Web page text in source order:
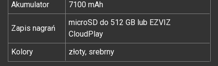
Akumulator
7100 mAh
Zapis nagrań
microSD do 512 GB lub EZVIZ
CloudPlay
Kolory
złoty, srebrny